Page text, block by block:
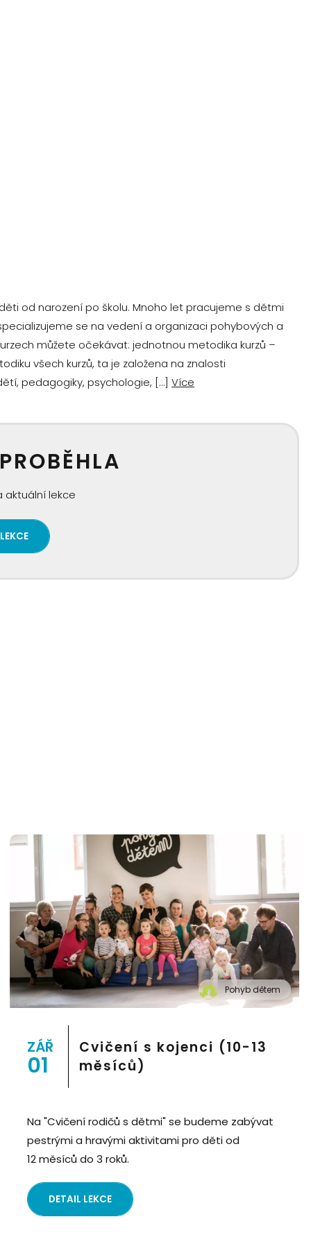
od narození po školu. Mnoho let pracujeme s dětmi
se na vedení a organizaci pohybových a
můžete očekávat: jednotnou metodika kurzů –
všech kurzů, ta je založena na znalosti
pedagogiky, psychologie, […] Více
aktuální lekce
Pohyb dětem
ZÁŘ
01
Cvičení s kojenci (10-13
měsíců)
Na "Cvičení rodičů s dětmi" se budeme zabývat
pestrými a hravými aktivitami pro děti od
12 měsíců do 3 roků.
DETAIL LEKCE